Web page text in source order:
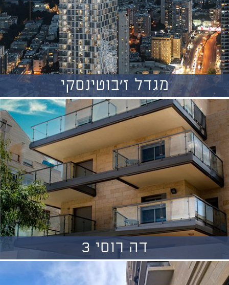
מגדל ז'בוטינסקי
דה רוסי 3